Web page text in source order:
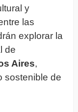
y
las
explorar la
de
Aires,
sostenible de